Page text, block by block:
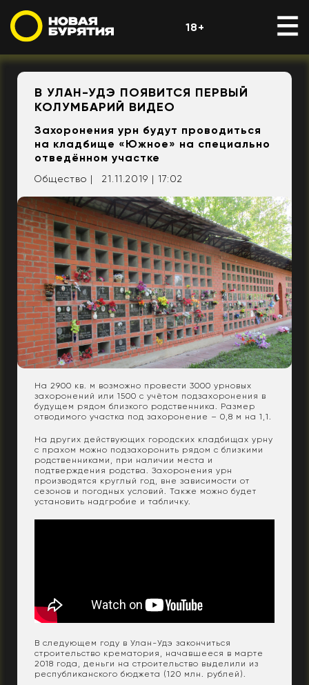
18+
В УЛАН-УДЭ ПОЯВИТСЯ ПЕРВЫЙ
КОЛУМБАРИЙ ВИДЕО
Захоронения урн будут проводиться
на кладбище «Южное» на специально
отведённом участке
Общество | 21.11.2019 | 17:02
На 2900 кв. м возможно провести 3000 урновых
захоронений или 1500 с учётом подзахоронения в
будущем рядом близкого родственника. Размер
отводимого участка под захоронение – 0,8 м на 1,1.
На других действующих городских кладбищах урну
с прахом можно подзахоронить рядом с близкими
родственниками, при наличии места и
подтверждения родства. Захоронения урн
производятся круглый год, вне зависимости от
сезонов и погодных условий. Также можно будет
установить надгробие и табличку.
В следующем году в Улан-Удэ закончиться
строительство крематория, начавшееся в марте
2018 года, деньги на строительство выделили из
республиканского бюджета (120 млн. рублей).